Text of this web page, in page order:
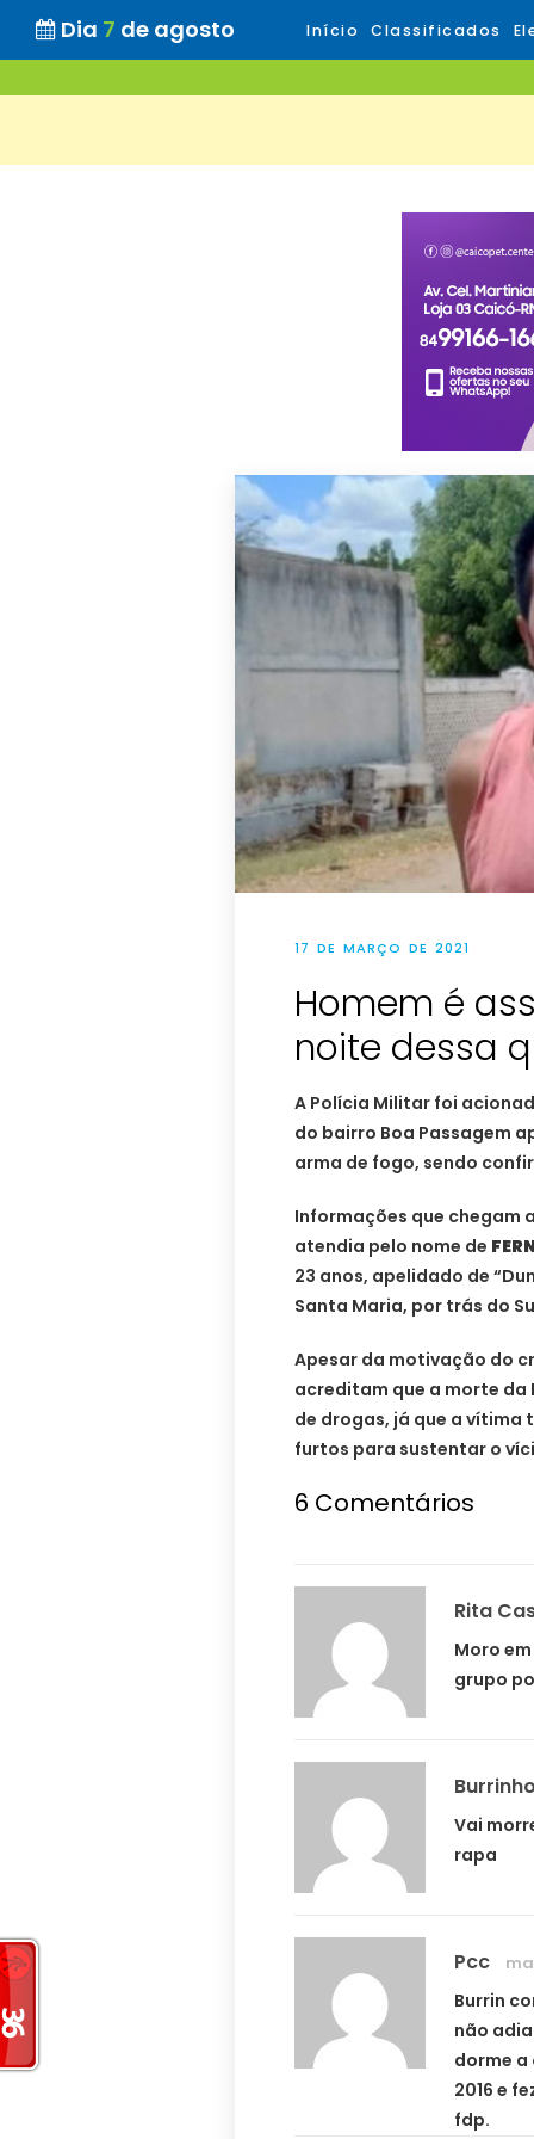
Dia 7 de agosto Início Classificados
17 DE MARÇO DE 2021
Homem é
noite dessa
A Polícia Militar foi
do bairro Boa Passagem
arma de fogo, sendo
Informações que chegam
atendia pelo nome de
23 anos, apelidado de
Santa Maria, por trás do
Apesar da motivação do
acreditam que a morte
de drogas, já que a
furtos para sustentar o
6 Comentários
Rita
Moro
grupo
Vai
rapa
Pcc
Burrin
não
dorme a
2016 e
fdp.